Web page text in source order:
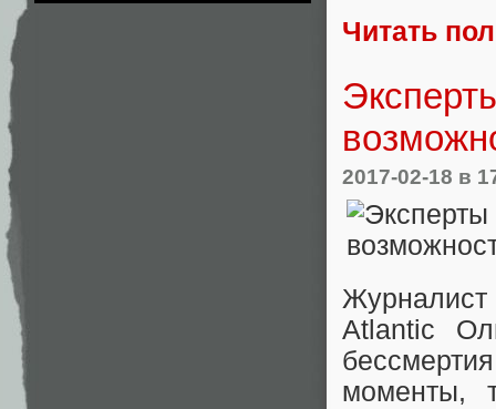
Читать
2017-02-18 в
Atlantic
моменты,